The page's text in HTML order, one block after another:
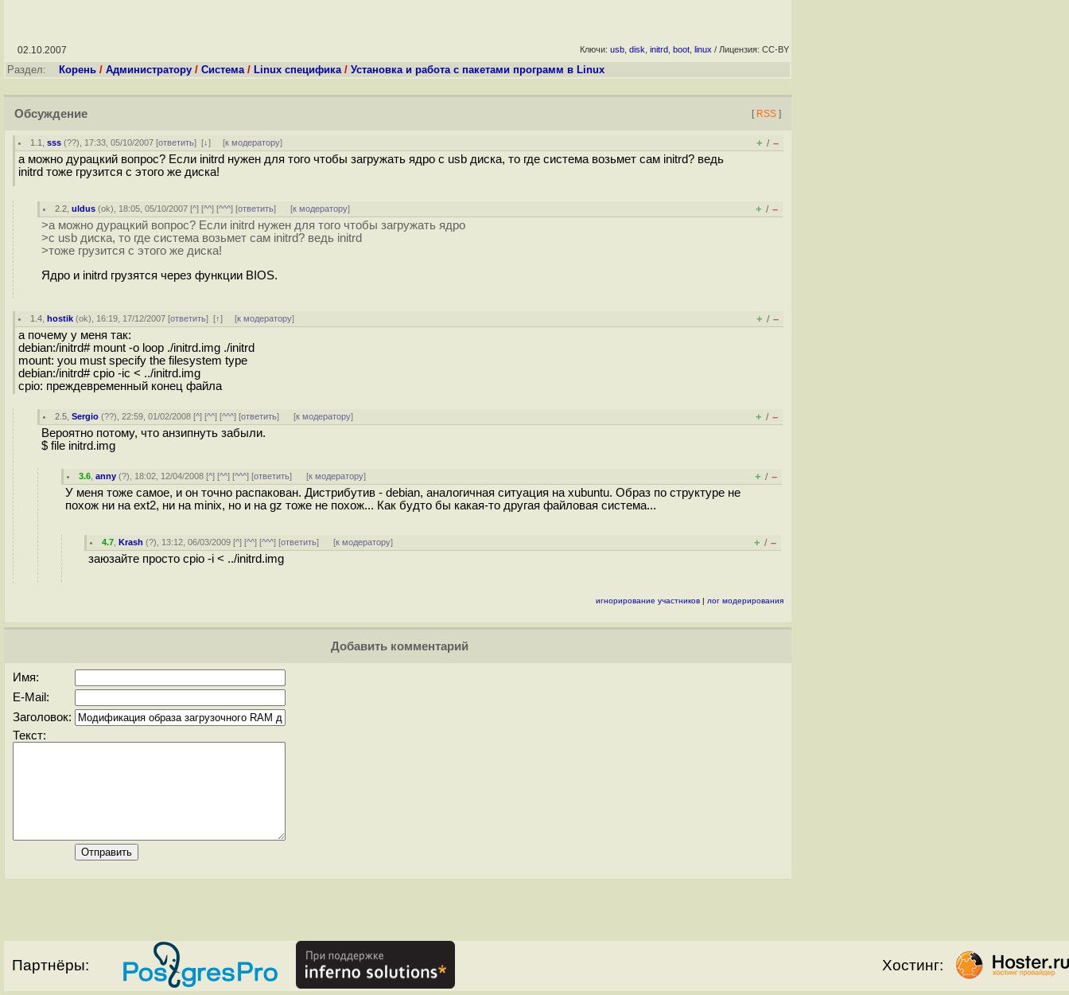
02.10.2007 Ключи: usb disk initrd boot linux / Лицензия: CC-BY
Раздел: Корень / Администратору / Система/ Linux специфика/ Установка и работа с пакетами программ в Linux
Обсуждение [ RSS ]
1.1 ,sss (??), 17:33, 05/10/2007 [ответить][↓] [к модератору] + / –
а можно дурацкий вопрос? Если initrd нужен для того чтобы загружать ядро с usb диска, то где система возьмет сам initrd? ведь
initrd тоже грузится с этого же диска!
2.2 ,uldus (ok), 18:05, 05/10/2007 [^] [^^] [^^^] [ответить] [к модератору] + / –
>а можно дурацкий вопрос? Если initrd нужен для того чтобы загружать ядро
>с usb диска, то где система возьмет сам initrd? ведь initrd
>тоже грузится с этого же диска!
Ядро и initrd грузятся через функции BIOS.
1.4 ,hostik (ok), 16:19, 17/12/2007 [ответить][↑] [к модератору] + / –
а почему у меня так:
debian:/initrd# mount -o loop ./initrd.img ./initrd
mount: you must specify the filesystem type
debian:/initrd# cpio -ic < ../initrd.img
cpio: преждевременный конец файла
2.5 ,Sergio (??), 22:59, 01/02/2008 [^] [^^] [^^^] [ответить] [к модератору] + / –
Вероятно потому, что анзипнуть забыли.
$ file initrd.img
3.6 ,anny (?), 18:02, 12/04/2008 [^] [^^] [^^^] [ответить] [к модератору] + / –
У меня тоже самое, и он точно распакован. Дистрибутив - debian, аналогичная ситуация на xubuntu. Образ по структуре не
похож ни на ext2, ни на minix, но и на gz тоже не похож... Как будто бы какая-то другая файловая система...
4.7 ,Krash (?), 13:12, 06/03/2009 [^] [^^] [^^^] [ответить] [к модератору] + / –
заюзайте просто cpio -i < ../initrd.img
игнорирование участников | лог модерирования
Добавить комментарий
Имя:
E-Mail:
Заголовок:
Текст:
Партнёры: Хостинг: